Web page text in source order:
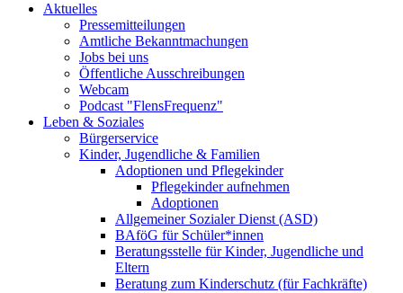
Aktuelles
Pressemitteilungen
Amtliche Bekanntmachungen
Jobs bei uns
Öffentliche Ausschreibungen
Webcam
Podcast "FlensFrequenz"
Leben & Soziales
Bürgerservice
Kinder, Jugendliche & Familien
Adoptionen und Pflegekinder
Pflegekinder aufnehmen
Adoptionen
Allgemeiner Sozialer Dienst (ASD)
BAföG für Schüler*innen
Beratungsstelle für Kinder, Jugendliche und
Eltern
Beratung zum Kinderschutz (für Fachkräfte)